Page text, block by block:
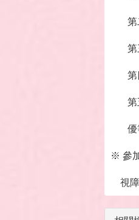
第二
第三
第四
第五
優等
※ 參
視障